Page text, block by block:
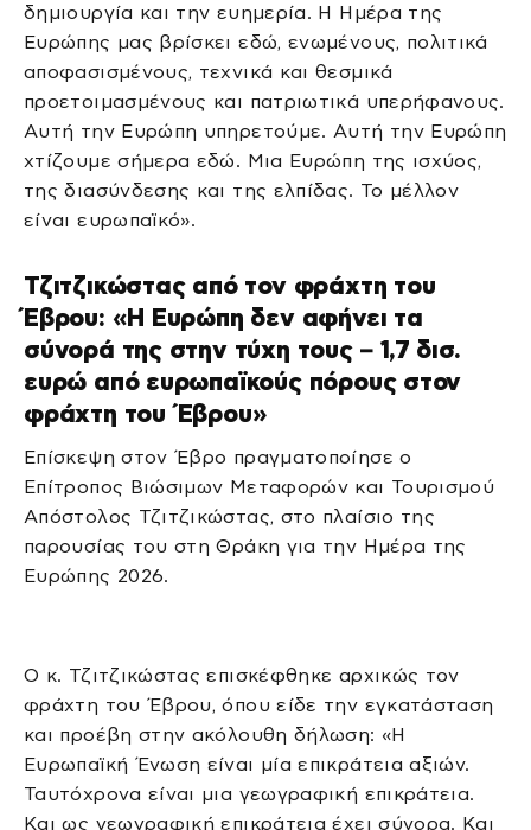
δημιουργία και την ευημερία. Η Ημέρα της
Ευρώπης μας βρίσκει εδώ, ενωμένους, πολιτικά
αποφασισμένους, τεχνικά και θεσμικά
προετοιμασμένους και πατριωτικά υπερήφανους.
Αυτή την Ευρώπη υπηρετούμε. Αυτή την Ευρώπη
χτίζουμε σήμερα εδώ. Μια Ευρώπη της ισχύος,
της διασύνδεσης και της ελπίδας. Το μέλλον
είναι ευρωπαϊκό».
Τζιτζικώστας από τον φράχτη του
Έβρου: «Η Ευρώπη δεν αφήνει τα
σύνορά της στην τύχη τους – 1,7 δισ.
ευρώ από ευρωπαϊκούς πόρους στον
φράχτη του Έβρου»
Επίσκεψη στον Έβρο πραγματοποίησε ο
Επίτροπος Βιώσιμων Μεταφορών και Τουρισμού
Απόστολος Τζιτζικώστας, στο πλαίσιο της
παρουσίας του στη Θράκη για την Ημέρα της
Ευρώπης 2026.
Ο κ. Τζιτζικώστας επισκέφθηκε αρχικώς τον
φράχτη του Έβρου, όπου είδε την εγκατάσταση
και προέβη στην ακόλουθη δήλωση: «Η
Ευρωπαϊκή Ένωση είναι μία επικράτεια αξιών.
Ταυτόχρονα είναι μια γεωγραφική επικράτεια.
Και ως γεωγραφική επικράτεια έχει σύνορα. Και